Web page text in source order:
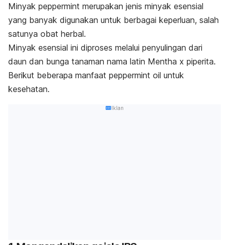
Minyak peppermint merupakan jenis minyak esensial
yang banyak digunakan untuk berbagai keperluan, salah
satunya obat herbal.
Minyak esensial ini diproses melalui penyulingan dari
daun dan bunga tanaman nama latin Mentha x piperita.
Berikut beberapa manfaat peppermint oil untuk
kesehatan.
Iklan